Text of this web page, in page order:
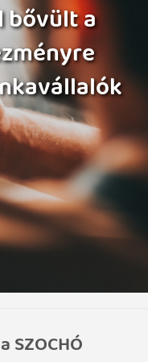
bővült a